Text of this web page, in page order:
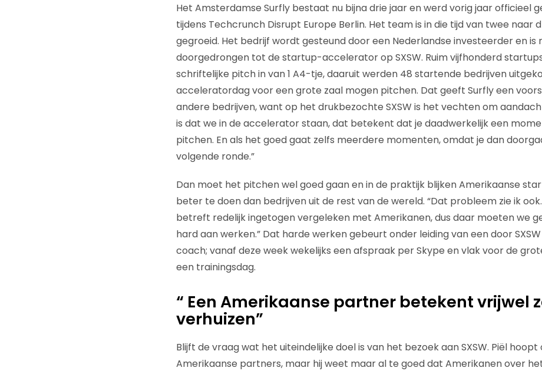
Het Amsterdamse Surfly bestaat nu bijna drie jaar en werd vorig jaar officieel
tijdens Techcrunch Disrupt Europe Berlin. Het team is in die tijd van twee naar
gegroeid. Het bedrijf wordt gesteund door een Nederlandse investeerder en is
doorgedrongen tot de startup-accelerator op SXSW. Ruim vijfhonderd
schriftelijke pitch in van 1 A4-tje, daaruit werden 48 startende bedrijven
acceleratordag voor een grote zaal mogen pitchen. Dat geeft Surfly een
andere bedrijven, want op het drukbezochte SXSW is het vechten om
is dat we in de accelerator staan, dat betekent dat je daadwerkelijk een
pitchen. En als het goed gaat zelfs meerdere momenten, omdat je dan
volgende ronde.”
Dan moet het pitchen wel goed gaan en in de praktijk blijken Amerikaanse
beter te doen dan bedrijven uit de rest van de wereld. “Dat probleem zie ik
betreft redelijk ingetogen vergeleken met Amerikanen, dus daar moeten we
hard aan werken.” Dat harde werken gebeurt onder leiding van een door
coach; vanaf deze week wekelijks een afspraak per Skype en vlak voor de
een trainingsdag.
“ Een Amerikaanse partner betekent vrijwel
verhuizen”
Blijft de vraag wat het uiteindelijke doel is van het bezoek aan SXSW. Piël hoopt
Amerikaanse partners, maar hij weet maar al te goed dat Amerikanen over